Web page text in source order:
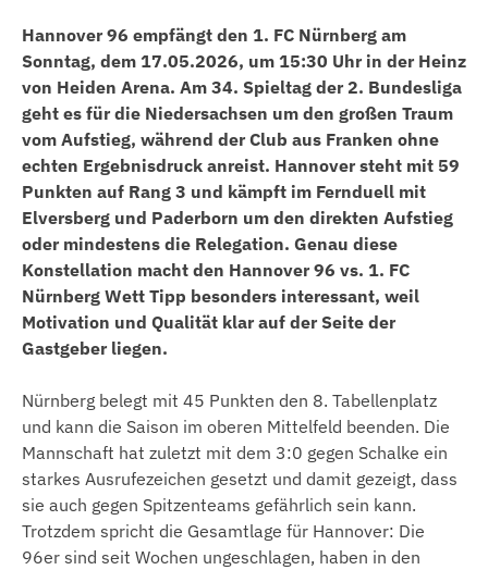
Hannover 96 empfängt den 1. FC Nürnberg am
Sonntag, dem 17.05.2026, um 15:30 Uhr in der Heinz
von Heiden Arena. Am 34. Spieltag der 2. Bundesliga
geht es für die Niedersachsen um den großen Traum
vom Aufstieg, während der Club aus Franken ohne
echten Ergebnisdruck anreist. Hannover steht mit 59
Punkten auf Rang 3 und kämpft im Fernduell mit
Elversberg und Paderborn um den direkten Aufstieg
oder mindestens die Relegation. Genau diese
Konstellation macht den Hannover 96 vs. 1. FC
Nürnberg Wett Tipp besonders interessant, weil
Motivation und Qualität klar auf der Seite der
Gastgeber liegen.
Nürnberg belegt mit 45 Punkten den 8. Tabellenplatz
und kann die Saison im oberen Mittelfeld beenden. Die
Mannschaft hat zuletzt mit dem 3:0 gegen Schalke ein
starkes Ausrufezeichen gesetzt und damit gezeigt, dass
sie auch gegen Spitzenteams gefährlich sein kann.
Trotzdem spricht die Gesamtlage für Hannover: Die
96er sind seit Wochen ungeschlagen, haben in den